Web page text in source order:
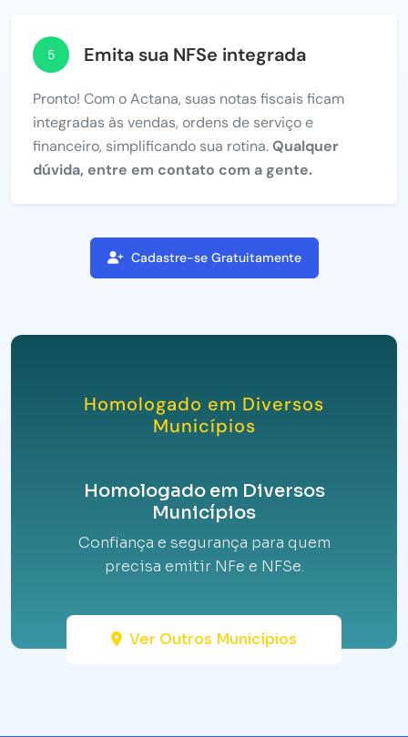
5 Emita sua NFSe integrada
Pronto! Com o Actana, suas notas fiscais ficam
integradas às vendas, ordens de serviço e
financeiro, simplificando sua rotina.Qualquer
dúvida, entre em contato com a gente.
Cadastre-se Gratuitamente
Homologado em Diversos
Municípios
Homologado em Diversos
Municípios
Confiança e segurança para quem
precisa emitir NFe e NFSe.
Ver Outros Municípios